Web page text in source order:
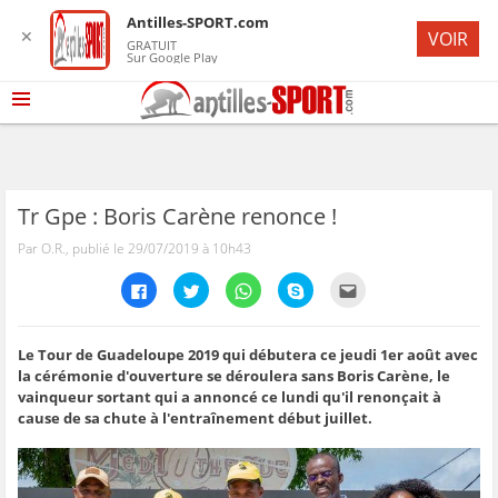
Tr Gpe : Boris Carène renonce !
Par O.R., publié le 29/07/2019 à 10h43
C
l
e
z
p
o
u
r
a
r
t
a
C
l
e
z
p
o
u
r
a
r
t
a
C
l
e
z
p
o
u
r
a
r
t
a
C
l
e
z
p
o
u
r
a
r
t
a
e
z
p
o
u
r
n
v
y
Le Tour de Guadeloupe 2019 qui débutera ce jeudi 1er août avec
la cérémonie d'ouverture se déroulera sans Boris Carène, le
vainqueur sortant qui a annoncé ce lundi qu'il renonçait à
cause de sa chute à l'entraînement début juillet.
✕
Antilles-SPORT.com
GRATUIT
Sur Google Play
VOIR